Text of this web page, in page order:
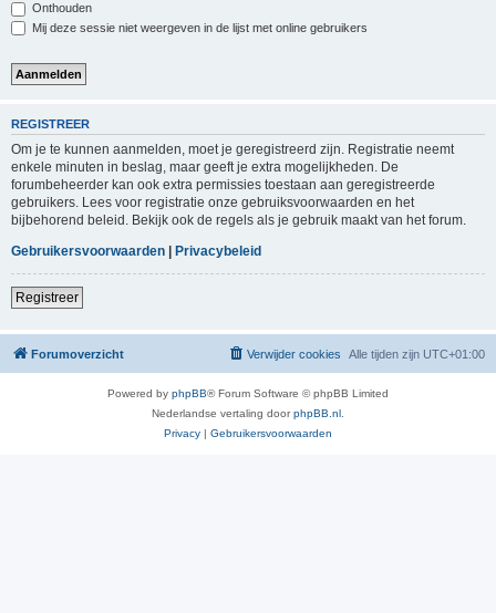
Onthouden
Mij deze sessie niet weergeven in de lijst met online gebruikers
REGISTREER
Om je te kunnen aanmelden, moet je geregistreerd zijn. Registratie neemt
enkele minuten in beslag, maar geeft je extra mogelijkheden. De
forumbeheerder kan ook extra permissies toestaan aan geregistreerde
gebruikers. Lees voor registratie onze gebruiksvoorwaarden en het
bijbehorend beleid. Bekijk ook de regels als je gebruik maakt van het forum.
Gebruikersvoorwaarden | Privacybeleid
Registreer
Forumoverzicht Alle tijden zijn UTC+01:00
Verwijder cookies
Powered by phpBB® Forum Software © phpBB Limited
Nederlandse vertaling doorphpBB.nl
Privacy | Gebruikersvoorwaarden